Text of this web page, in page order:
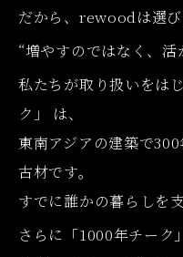
だから、rewoodは選び
“増やすのではなく、活
私たちが取り扱いをは
ク」 は、
東南アジアの建築で
古材です。
すでに誰かの暮らしを
さらに「1000年チーク